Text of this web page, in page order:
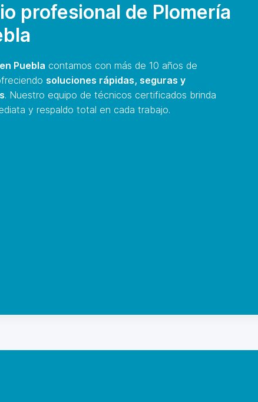
profesional de Plomería
Puebla contamos con más de 10 años de
soluciones rápidas, seguras y
. Nuestro equipo de técnicos certificados brinda
y respaldo total en cada trabajo.